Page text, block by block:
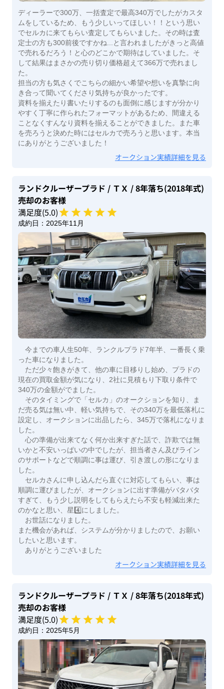
ディーラーで300万、一括査定で最高340万でしたがカスタ
ムをしているため、もう少しいってほしい！！という思い
でセルカに来てもらい査定してもらいました。その時は査
定士の方も300前後ですかね...と言われましたがきっと高値
で売れるだろう！と心のどこかで期待はしていました。そ
して結果はまさかの売り切り価格超えて366万で売れまし
た。
担当の方も気さくでこちらの細かい希望や想いを真摯に向
き合って聞いてくださり気持ちが良かったです。
資料を揃えたり書いたりするのも面倒に感じますが分かり
やすく丁寧に作られたフォーマットがあるため、間違える
ことなくすんなり資料を揃えることができました。また車
を売ろうと決めた時にはセルカで売ろうと思います。本当
にありがとうございました！
オークション実績詳細を見る
ランドクルーザープラド / ＴＸ / 8年落ち(2018年式)
売却のお客様
満足度(5.0)
成約日： 2025年11月
今までの車人生50年、ランクルプラド7年半、一番長く乗
った車になりました。
ただ少々飽きがきて、他の車に目移りし始め、プラドの
現在の買取金額が気になり、2社に見積もり下取り条件で
340万の金額がでました。
そのタイミングで「セルカ」のオークションを知り、ま
だ売る気は無い中、軽い気持ちで、その340万を最低落札に
設定し、オークションに出品したら、345万で落札になりま
した。
心の準備が出来てなく何か出来すぎた話で、詐欺では無
いかと不安いっぱいの中でしたが、担当者さん及びライン
のサポートなどで順調に事は運び、引き渡しの形になりま
した。
セルカさんに申し込んだら直ぐに対応してもらい、事は
順調に運びましたが、オークションに出す準備がバタバタ
すぎて、もう少し説明をしてもらえたら不安も軽減出来た
のかなと思い、星4️⃣にしました。
お世話になりました。
また機会があれば、システムが分かりましたので、お願い
したいと思います。
ありがとうございました
オークション実績詳細を見る
ランドクルーザープラド / ＴＸ / 8年落ち(2018年式)
売却のお客様
満足度(5.0)
成約日： 2025年5月